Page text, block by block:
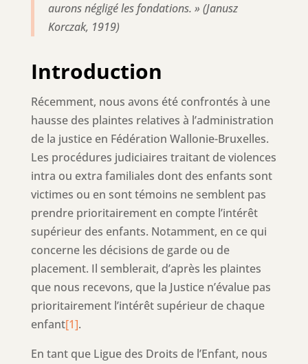
aurons négligé les fondations. » (Janusz
Korczak, 1919)
Introduction
Récemment, nous avons été confrontés à une
hausse des plaintes relatives à l’administration
de la justice en Fédération Wallonie-Bruxelles.
Les procédures judiciaires traitant de violences
intra ou extra familiales dont des enfants sont
victimes ou en sont témoins ne semblent pas
prendre prioritairement en compte l’intérêt
supérieur des enfants. Notamment, en ce qui
concerne les décisions de garde ou de
placement. Il semblerait, d’après les plaintes
que nous recevons, que la Justice n’évalue pas
prioritairement l’intérêt supérieur de chaque
enfant[1].
En tant que Ligue des Droits de l’Enfant, nous